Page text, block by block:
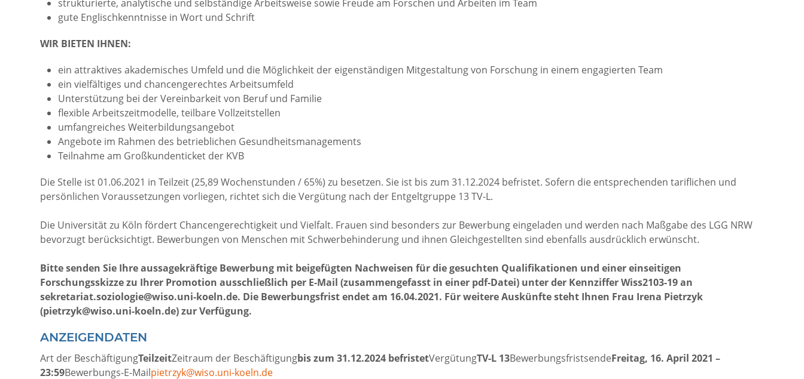
strukturierte, analytische und selbständige Arbeitsweise sowie Freude am Forschen und Arbeiten im Team
gute Englischkenntnisse in Wort und Schrift
WIR BIETEN IHNEN:
ein attraktives akademisches Umfeld und die Möglichkeit der eigenständigen Mitgestaltung von Forschung in einem engagierten Team
ein vielfältiges und chancengerechtes Arbeitsumfeld
Unterstützung bei der Vereinbarkeit von Beruf und Familie
flexible Arbeitszeitmodelle, teilbare Vollzeitstellen
umfangreiches Weiterbildungsangebot
Angebote im Rahmen des betrieblichen Gesundheitsmanagements
Teilnahme am Großkundenticket der KVB
Die Stelle ist 01.06.2021 in Teilzeit (25,89 Wochenstunden / 65%) zu besetzen. Sie ist bis zum 31.12.2024 befristet. Sofern die entsprechenden tariflichen und
persönlichen Voraussetzungen vorliegen, richtet sich die Vergütung nach der Entgeltgruppe 13 TV-L.
Die Universität zu Köln fördert Chancengerechtigkeit und Vielfalt. Frauen sind besonders zur Bewerbung eingeladen und werden nach Maßgabe des LGG NRW
bevorzugt berücksichtigt. Bewerbungen von Menschen mit Schwerbehinderung und ihnen Gleichgestellten sind ebenfalls ausdrücklich erwünscht.
Bitte senden Sie Ihre aussagekräftige Bewerbung mit beigefügten Nachweisen für die gesuchten Qualifikationen und einer einseitigen
Forschungsskizze zu Ihrer Promotion ausschließlich per E-Mail (zusammengefasst in einer pdf-Datei) unter der Kennziffer Wiss2103-19 an
sekretariat.soziologie@wiso.uni-koeln.de. Die Bewerbungsfrist endet am 16.04.2021. Für weitere Auskünfte steht Ihnen Frau Irena Pietrzyk
(pietrzyk@wiso.uni-koeln.de) zur Verfügung.
ANZEIGENDATEN
Art der BeschäftigungTeilzeitZeitraum der Beschäftigungbis zum 31.12.2024 befristetVergütungTV-L 13BewerbungsfristsendeFreitag, 16. April 2021 –
23:59Bewerbungs-E-Mailpietrzyk@wiso.uni-koeln.de